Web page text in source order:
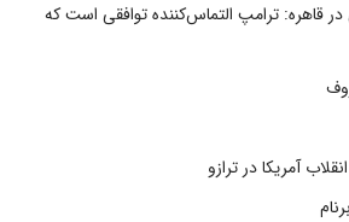
در قاهره: ترامپ التماس‌کننده توافقی است که
آمریکا در ترازو